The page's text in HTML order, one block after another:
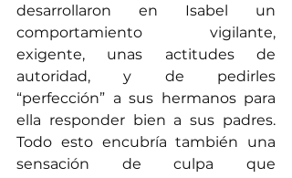
desarrollaron en Isabel un
comportamiento vigilante,
exigente, unas actitudes de
autoridad, y de pedirles
“perfección” a sus hermanos para
ella responder bien a sus padres.
Todo esto encubría también una
sensación de culpa que